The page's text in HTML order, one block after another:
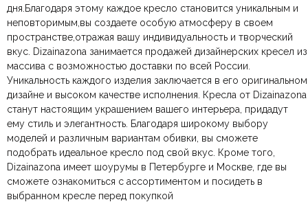
дня.Благодаря этому каждое кресло становится уникальным и
неповторимым,вы создаете особую атмосферу в своем
пространстве,отражая вашу индивидуальность и творческий
вкус. Dizainazona занимается продажей дизайнерских кресел из
массива с возможностью доставки по всей России.
Уникальность каждого изделия заключается в его оригинальном
дизайне и высоком качестве исполнения. Кресла от Dizainazona
станут настоящим украшением вашего интерьера, придадут
ему стиль и элегантность. Благодаря широкому выбору
моделей и различным вариантам обивки, вы сможете
подобрать идеальное кресло под свой вкус. Кроме того,
Dizainazona имеет шоурумы в Петербурге и Москве, где вы
сможете ознакомиться с ассортиментом и посидеть в
выбранном кресле перед покупкой
Подлокотники Без подлокотников
Спинка С высокой спинкой
Форма Высокие, Квадратная
Страна производитель Сингапур
Балкон-лоджия,
Гардеробная, Гостиная,
Детская, Кабинет,
Спальня, Столовая
Ваш отзыв
Ваше имя
Ваша эл.почта
Этот отзыв основан на моём опыте и выражает моё личное
мнение.
​
Отправить отзыв